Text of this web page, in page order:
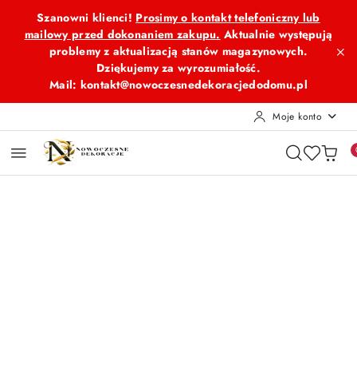
Przejdź do treści głównej
Przejdź do wyszukiwarki
Przejdź do moje konto
Przejdź do menu głównego
Przejdź do opisu produktu
Przejdź do stopki
Szanowni klienci! Prosimy o kontakt telefoniczny lub
mailowy przed dokonaniem zakupu. Aktualnie występują
problemy z aktualizacją stanów magazynowych.
Dziękujemy za wyrozumiałość.
Mail: kontakt@nowoczesnedekoracjedodomu.pl
Moje konto